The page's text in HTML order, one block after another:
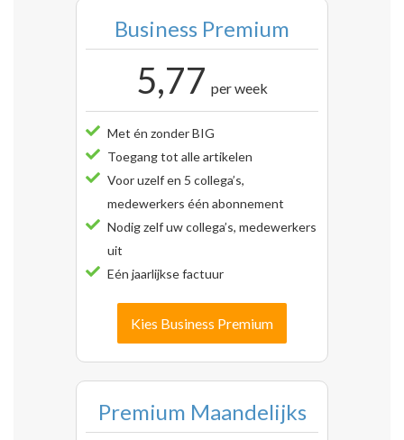
Business Premium
5,77 per week
Met én zonder BIG
Toegang tot alle artikelen
Voor uzelf en 5 collega’s,
medewerkers één abonnement
Nodig zelf uw collega’s, medewerkers
uit
Eén jaarlijkse factuur
Kies Business Premium
Premium Maandelijks